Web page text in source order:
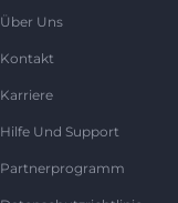
Über Uns
Kontakt
Karriere
Hilfe Und Support
Partnerprogramm